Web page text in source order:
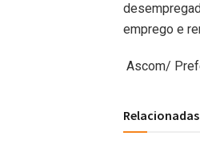
emprego e
Ascom/
Relacionadas